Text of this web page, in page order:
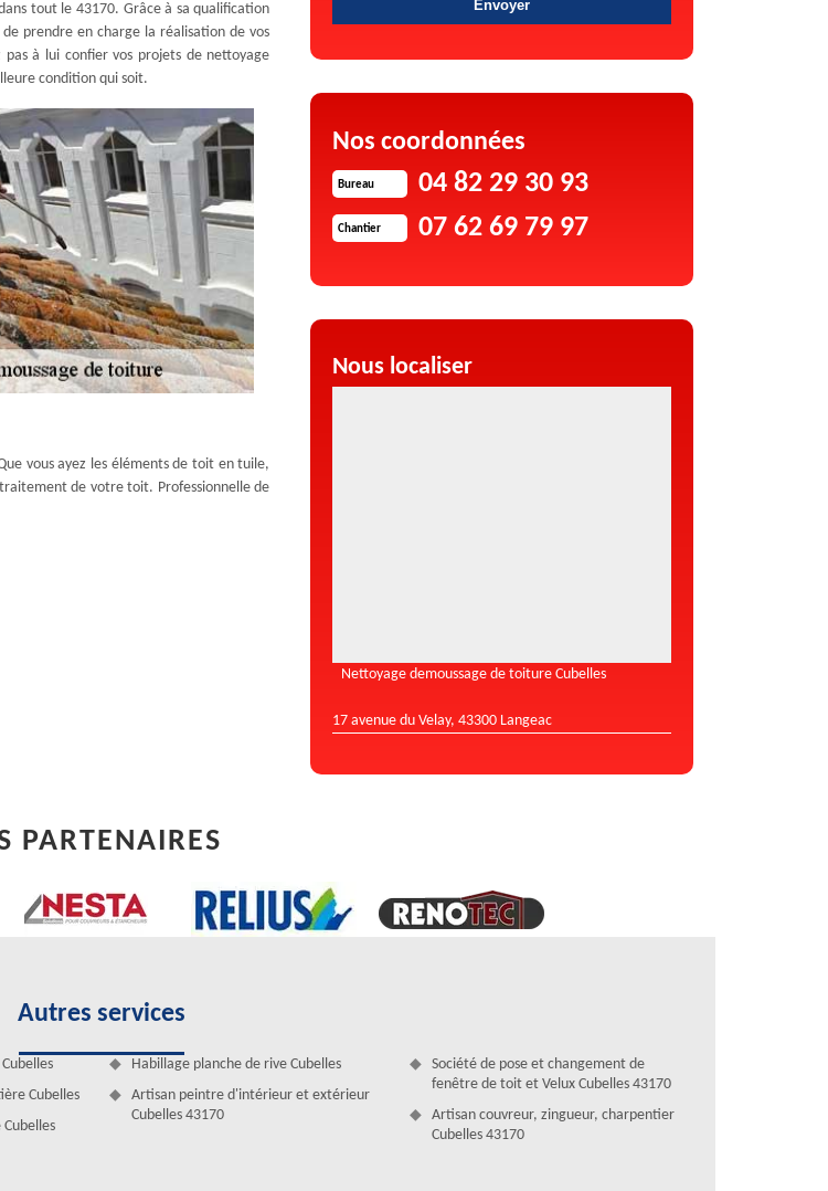
tout le 43170. Grâce à sa qualification
prendre en charge la réalisation de vos
à lui confier vos projets de nettoyage
condition qui soit.
vous ayez les éléments de toit en tuile,
de votre toit. Professionnelle de
? Nous mettons en place le formulaire en
qualité. Vous pouvez ainsi obtenir le tarif
Nos coordonnées
Bureau 04 82 29 30 93
Chantier 07 62 69 79 97
Nous localiser
Nettoyage demoussage de toiture Cubelles
17 avenue du Velay, 43300 Langeac
PARTENAIRES
Autres services
Cubelles
Habillage planche de rive Cubelles
Artisan peintre d'intérieur et extérieur
Cubelles 43170
Société de pose et changement de
fenêtre de toit et Velux Cubelles 43170
Artisan couvreur, zingueur, charpentier
Cubelles 43170